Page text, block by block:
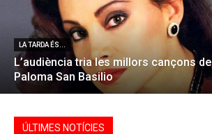
LA TARDA ÉS...
L’audiència tria les millors cançons de
Paloma San Basilio
ÚLTIMES NOTÍCIES